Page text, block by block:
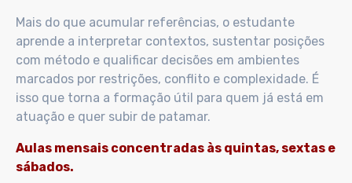
Mais do que acumular referências, o estudante
aprende a interpretar contextos, sustentar posições
com método e qualificar decisões em ambientes
marcados por restrições, conflito e complexidade. É
isso que torna a formação útil para quem já está em
atuação e quer subir de patamar.
Aulas mensais concentradas às quintas, sextas e
sábados.